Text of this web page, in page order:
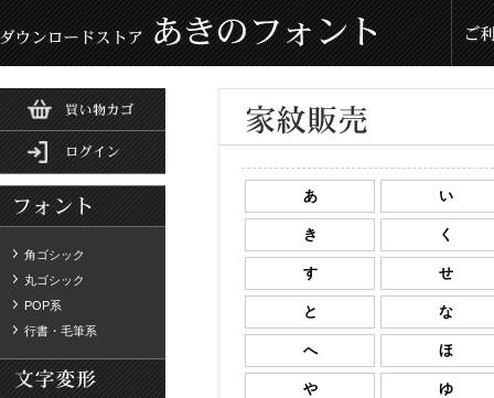
角ゴシック
丸ゴシック
POP系
行書・毛筆系
あ い
き く
す せ
と な
へ ほ
や ゆ